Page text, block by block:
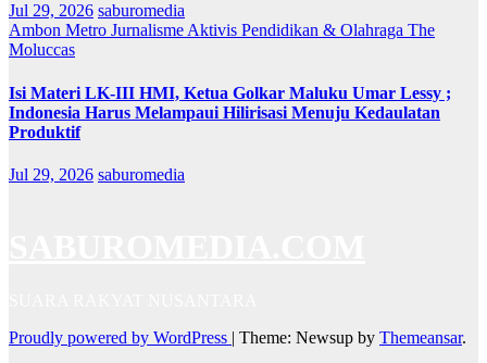
Jul 29, 2026 saburomedia
Ambon Metro Jurnalisme Aktivis Pendidikan & Olahraga The
Moluccas
Isi Materi LK-III HMI, Ketua Golkar Maluku Umar Lessy ;
Indonesia Harus Melampaui Hilirisasi Menuju Kedaulatan
Produktif
Jul 29, 2026 saburomedia
Proudly powered by WordPress | Theme: Newsup by Themeansar.